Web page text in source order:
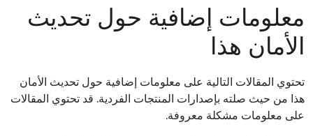
معلومات إضافية حول تحديث
الأمان هذا
تحتوي المقالات التالية على معلومات إضافية حول تحديث الأمان
هذا من حيث صلته بإصدارات المنتجات الفردية. قد تحتوي المقالات
على معلومات مشكلة معروفة.